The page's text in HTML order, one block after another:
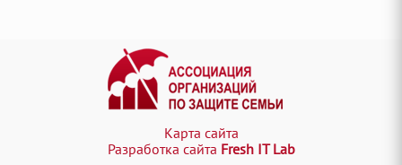
Карта сайта
Разработка сайта Fresh IT Lab